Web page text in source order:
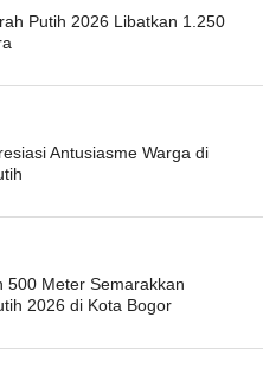
Putih 2026 Libatkan 1.250
Antusiasme Warga di
500 Meter Semarakkan
2026 di Kota Bogor